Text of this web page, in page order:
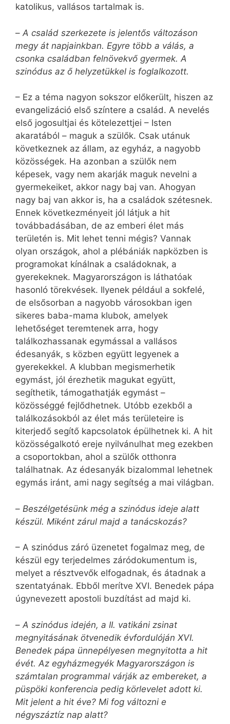
katolikus, vallásos tartalmak is.
– A család szerkezete is jelentős változáson
megy át napjainkban. Egyre több a válás, a
csonka családban felnövekvő gyermek. A
szinódus az ő helyzetükkel is foglalkozott.
– Ez a téma nagyon sokszor előkerült, hiszen az
evangelizáció első színtere a család. A nevelés
első jogosultjai és kötelezettjei – Isten
akaratából – maguk a szülők. Csak utánuk
következnek az állam, az egyház, a nagyobb
közösségek. Ha azonban a szülők nem
képesek, vagy nem akarják maguk nevelni a
gyermekeiket, akkor nagy baj van. Ahogyan
nagy baj van akkor is, ha a családok szétesnek.
Ennek következményeit jól látjuk a hit
továbbadásában, de az emberi élet más
területén is. Mit lehet tenni mégis? Vannak
olyan országok, ahol a plébániák napközben is
programokat kínálnak a családoknak, a
gyerekeknek. Magyarországon is láthatóak
hasonló törekvések. Ilyenek például a sokfelé,
de elsősorban a nagyobb városokban igen
sikeres baba-mama klubok, amelyek
lehetőséget teremtenek arra, hogy
találkozhassanak egymással a vallásos
édesanyák, s közben együtt legyenek a
gyerekekkel. A klubban megismerhetik
egymást, jól érezhetik magukat együtt,
segíthetik, támogathatják egymást –
közösséggé fejlődhetnek. Utóbb ezekből a
találkozásokból az élet más területeire is
kiterjedő segítő kapcsolatok épülhetnek ki. A hit
közösségalkotó ereje nyilvánulhat meg ezekben
a csoportokban, ahol a szülők otthonra
találhatnak. Az édesanyák bizalommal lehetnek
egymás iránt, ami nagy segítség a mai világban.
– Beszélgetésünk még a szinódus ideje alatt
készül. Miként zárul majd a tanácskozás?
– A szinódus záró üzenetet fogalmaz meg, de
készül egy terjedelmes záródokumentum is,
melyet a résztvevők elfogadnak, és átadnak a
szentatyának. Ebből merítve XVI. Benedek pápa
úgynevezett apostoli buzdítást ad majd ki.
– A szinódus idején, a II. vatikáni zsinat
megnyitásának ötvenedik évfordulóján XVI.
Benedek pápa ünnepélyesen megnyitotta a hit
évét. Az egyházmegyék Magyarországon is
számtalan programmal várják az embereket, a
püspöki konferencia pedig körlevelet adott ki.
Mit jelent a hit éve? Mi fog változni e
négyszáztíz nap alatt?